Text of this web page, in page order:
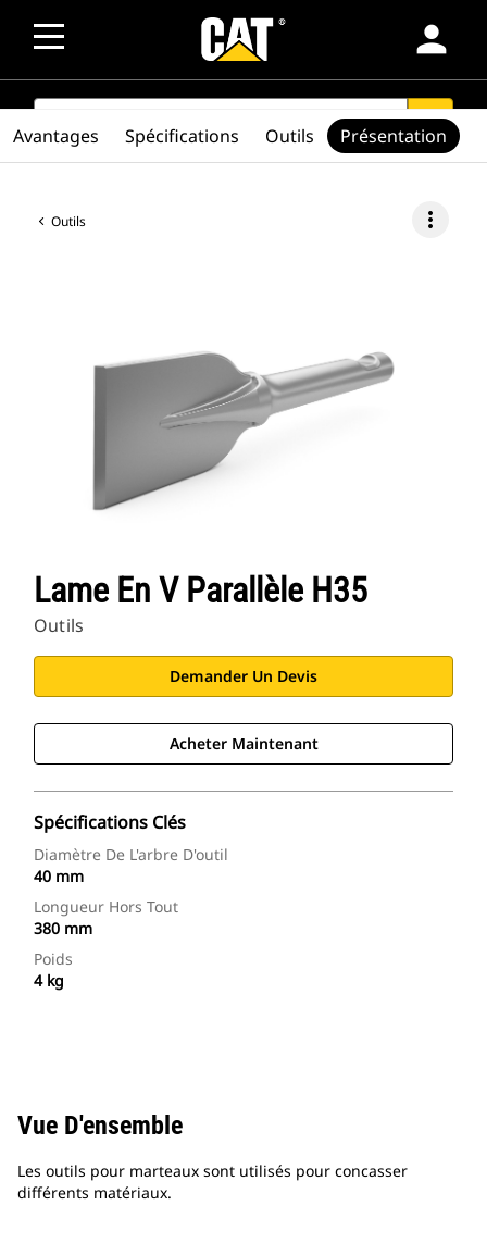
person
SEARCH search
Outils more_vert
Lame En V Parallèle H35
Outils
Demander Un Devis
Acheter Maintenant
Spécifications Clés
Diamètre De L'arbre D'outil
40 mm
Longueur Hors Tout
380 mm
Poids
4 kg
Avantages Spécifications Outils Présentation
Vue D'ensemble
Les outils pour marteaux sont utilisés pour concasser
différents matériaux.